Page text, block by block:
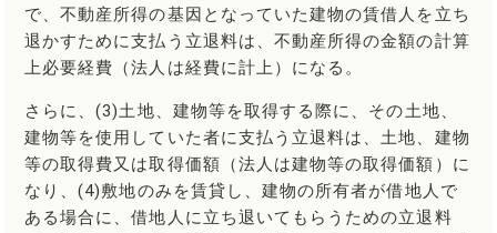
で、不動産所得の基因となっていた建物の賃借人を立ち
退かすために支払う立退料は、不動産所得の金額の計算
上必要経費（法人は経費に計上）になる。
さらに、(3)土地、建物等を取得する際に、その土地、
建物等を使用していた者に支払う立退料は、土地、建物
等の取得費又は取得価額（法人は建物等の取得価額）に
なり、(4)敷地のみを賃貸し、建物の所有者が借地人で
ある場合に、借地人に立ち退いてもらうための立退料